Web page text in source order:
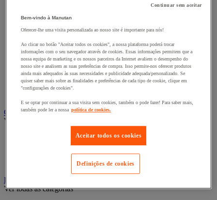
Carro de plataformas
Carro eléctrico
Carro em fio de aço
Carro para caixas
Carro para carga comprida e volumosa
Carros com espaldar fixo e taipal
Carros de preparação de encomendas
Reboque industrial
Contentor móvel gradeado
Ver todas as categorias
Acessórios para contentor móvel
Contentor móvel de segurança
Contentor móvel encaixável
Contentor móvel standard
Empilhador, Mesa Elevatória e Sistemas de Elevação
Ver todas as categorias
Continuar sem aceitar
Bem-vindo à Manutan
Oferecer-lhe uma visita personalizada ao nosso site é importante para nós!
Ao clicar no botão "Aceitar todos os cookies", a nossa plataforma poderá trocar
informações com o seu navegador através de cookies. Essas informações permitem que a
nossa equipa de marketing e os nossos parceiros da Internet avaliem o desempenho do
nosso site e analisem as suas preferências de compra. Isso permite-nos oferecer produtos
ainda mais adequados às suas necessidades e publicidade adequada/personalizado. Se
quiser saber mais sobre as finalidades e preferências de cada tipo de cookie, clique em
"configurações de cookies".
E se optar por continuar a sua visita sem cookies, também o pode fazer! Para saber mais,
também pode ler a nossa política de cookies.
Aceitar todos os cookies
Definições de cookies